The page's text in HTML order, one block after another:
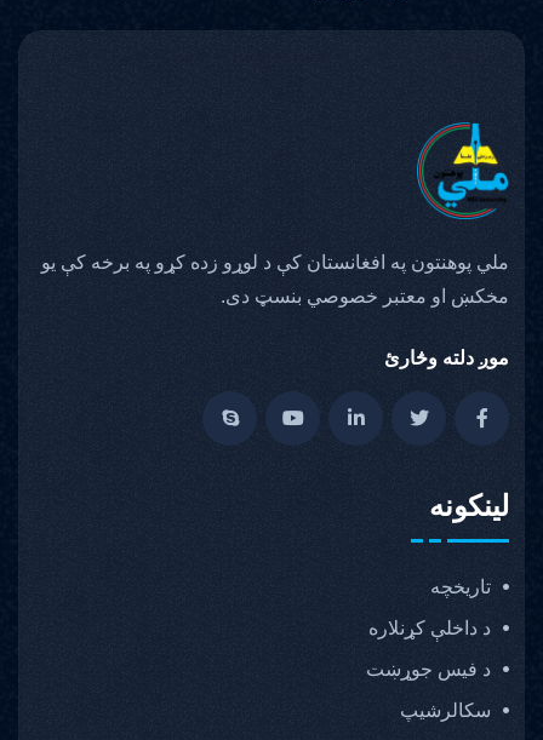
ملي پوهنتون په افغانستان کې د لوړو زده کړو په برخه کې یو
مخکښ او معتبر خصوصي بنسټ دی.
موږ دلته وڅارئ
لینکونه
تاریخچه
د داخلې کړنلاره
د فیس جوړښت
سکالرشیپ